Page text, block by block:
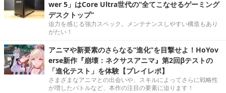
wer 5」はCore Ultra世代の“全てこなせるゲーミング
デスクトップ”
迫力を感じる強力スペック。メンテナンスしやすい構造もあり
がたい！
アニマや新要素のさらなる“進化”を目撃せよ！HoYov
erse新作『崩壊：ネクサスアニマ』第2回βテストの
「進化テスト」を体験【プレイレポ】
さまざまなアニマとの出会いや、スキルによってさらに戦略性
が増したバトルなど、本作の注目の要素に迫ります！